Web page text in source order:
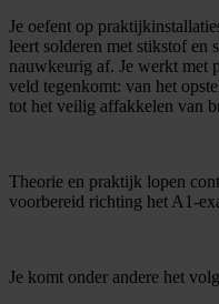
Je oefent op
leert solderen met stikstof en
nauwkeurig af. Je werkt met
veld tegenkomt: van het
tot het veilig affakkelen van
Theorie en praktijk lopen
voorbereid richting het A1-
Je komt onder andere het